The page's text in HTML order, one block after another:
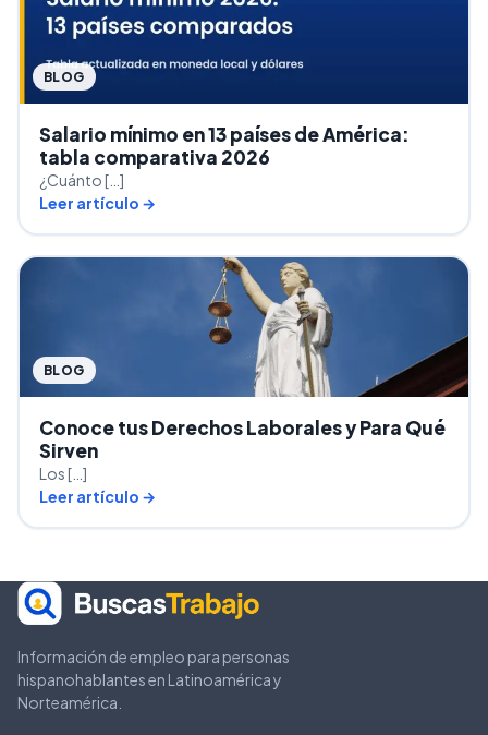
BLOG
Salario mínimo en 13 países de América:
tabla comparativa 2026
¿Cuánto […]
Leer artículo →
BLOG
Conoce tus Derechos Laborales y Para Qué
Sirven
Los […]
Leer artículo →
Información de empleo para personas
hispanohablantes en Latinoamérica y
Norteamérica.